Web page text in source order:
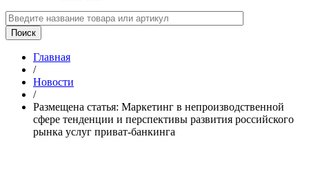
Главная
/
Новости
/
Размещена статья: Маркетинг в непроизводственной
сфере тенденции и перспективы развития российского
рынка услуг приват-банкинга